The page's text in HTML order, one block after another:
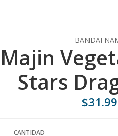
BANDAI
Majin
Stars
CANTIDAD